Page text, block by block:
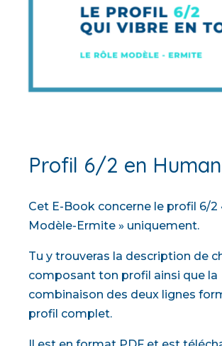
Profil 6/2 en
Cet E-Book concerne le profil 6/2
Modèle-Ermite » uniquement.
Tu y trouveras la description de
composant ton profil ainsi que la
combinaison des deux lignes
profil complet.